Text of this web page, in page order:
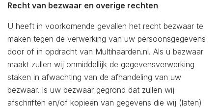
Recht van bezwaar en overige rechten
U heeft in voorkomende gevallen het recht bezwaar te
maken tegen de verwerking van uw persoonsgegevens
door of in opdracht van Multihaarden.nl. Als u bezwaar
maakt zullen wij onmiddellijk de gegevensverwerking
staken in afwachting van de afhandeling van uw
bezwaar. Is uw bezwaar gegrond dat zullen wij
afschriften en/of kopieën van gegevens die wij (laten)